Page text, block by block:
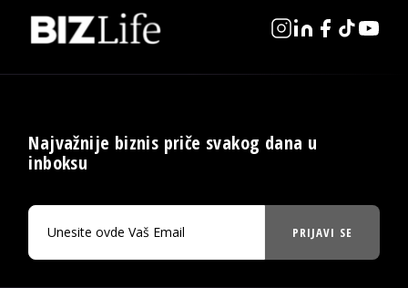
Najvažnije biznis priče svakog dana u
inboksu
PRIJAVI SE